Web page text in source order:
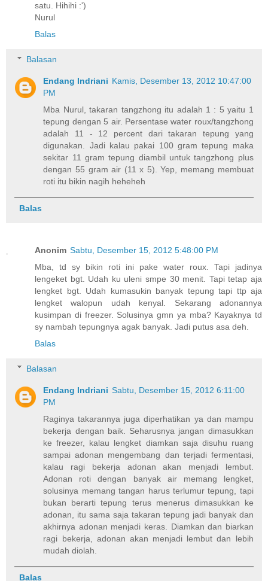
satu. Hihihi :')
Nurul
Balas
Balasan
Endang Indriani Kamis, Desember 13, 2012 10:47:00
PM
Mba Nurul, takaran tangzhong itu adalah 1 : 5 yaitu 1
tepung dengan 5 air. Persentase water roux/tangzhong
adalah 11 - 12 percent dari takaran tepung yang
digunakan. Jadi kalau pakai 100 gram tepung maka
sekitar 11 gram tepung diambil untuk tangzhong plus
dengan 55 gram air (11 x 5). Yep, memang membuat
roti itu bikin nagih heheheh
Balas
Anonim Sabtu, Desember 15, 2012 5:48:00 PM
Mba, td sy bikin roti ini pake water roux. Tapi jadinya
lengeket bgt. Udah ku uleni smpe 30 menit. Tapi tetap aja
lengket bgt. Udah kumasukin banyak tepung tapi ttp aja
lengket walopun udah kenyal. Sekarang adonannya
kusimpan di freezer. Solusinya gmn ya mba? Kayaknya td
sy nambah tepungnya agak banyak. Jadi putus asa deh.
Balas
Balasan
Endang Indriani Sabtu, Desember 15, 2012 6:11:00
PM
Raginya takarannya juga diperhatikan ya dan mampu
bekerja dengan baik. Seharusnya jangan dimasukkan
ke freezer, kalau lengket diamkan saja disuhu ruang
sampai adonan mengembang dan terjadi fermentasi,
kalau ragi bekerja adonan akan menjadi lembut.
Adonan roti dengan banyak air memang lengket,
solusinya memang tangan harus terlumur tepung, tapi
bukan berarti tepung terus menerus dimasukkan ke
adonan, itu sama saja takaran tepung jadi banyak dan
akhirnya adonan menjadi keras. Diamkan dan biarkan
ragi bekerja, adonan akan menjadi lembut dan lebih
mudah diolah.
Balas